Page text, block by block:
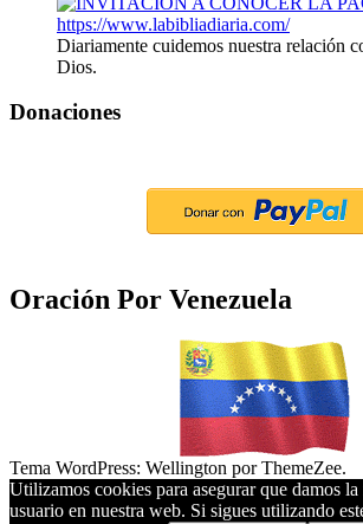
Diariamente cuidemos nuestra relación
Dios.
Donaciones
Oración Por Venezuela
Tema WordPress: Wellington por ThemeZee.
Utilizamos cookies para asegurar que damos
usuario en nuestra web. Si sigues utilizando